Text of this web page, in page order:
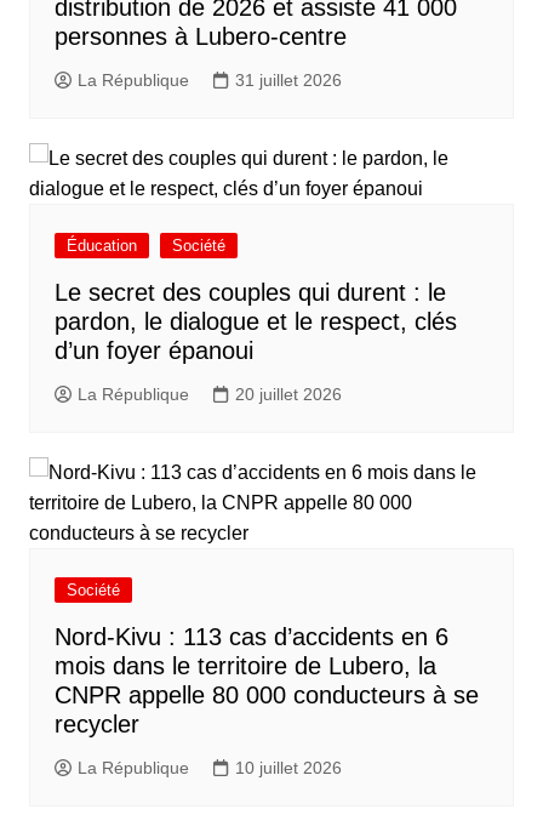
distribution de 2026 et assiste 41 000
personnes à Lubero-centre
La République 31 juillet 2026
Éducation Société
Le secret des couples qui durent : le
pardon, le dialogue et le respect, clés
d’un foyer épanoui
La République 20 juillet 2026
Société
Nord-Kivu : 113 cas d’accidents en 6
mois dans le territoire de Lubero, la
CNPR appelle 80 000 conducteurs à se
recycler
La République 10 juillet 2026